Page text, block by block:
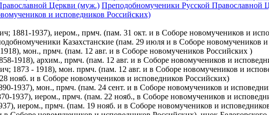
Церкви (муж.) Преподобномученики Русской Православной
и исповедников Российских)
1881-1937), иером., прмч. (пам. 31 окт. и в Соборе новомучеников и
Казахстанские (пам. 29 июля и в Соборе новомучеников
мон., прмч. (пам. 12 авг. и в Соборе новомучеников Российских )
1918), архим., прмч. (пам. 12 авг. и в Соборе новомучеников и
1873 - 1918), мон. прмч. (пам. 12 авг. и в Соборе новомучеников и
нояб. и в Соборе новомучеников и исповедников Российских)
1937), мон., прмч. (пам. 24 сент. и в Соборе новомучеников и
1937), иером., прмч. (пам. 22 нояб., в Соборе новомучеников и
иером., прмч. (пам. 19 нояб. и в Соборе новомучеников и